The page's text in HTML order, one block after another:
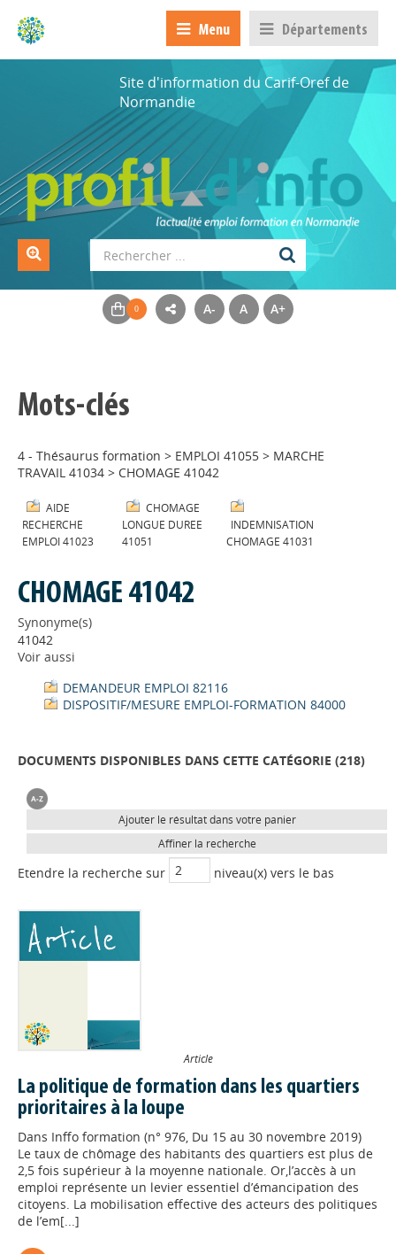
Menu Départements
Site d'information du Carif-Oref de
Normandie
A- A A+
Mots-clés
4 - Thésaurus formation > EMPLOI 41055 > MARCHE
TRAVAIL 41034 > CHOMAGE 41042
AIDE
RECHERCHE
EMPLOI 41023
CHOMAGE
LONGUE DUREE
41051
INDEMNISATION
CHOMAGE 41031
CHOMAGE 41042
Synonyme(s)
41042
Voir aussi
DEMANDEUR EMPLOI 82116
DISPOSITIF/MESURE EMPLOI-FORMATION 84000
DOCUMENTS DISPONIBLES DANS CETTE CATÉGORIE (218)
Ajouter le résultat dans votre panier
Affiner la recherche
Etendre la recherche sur niveau(x) vers le bas
Article
La politique de formation dans les quartiers
prioritaires à la loupe
Dans Inffo formation (n° 976, Du 15 au 30 novembre 2019)
Le taux de chômage des habitants des quartiers est plus de
2,5 fois supérieur à la moyenne nationale. Or,l’accès à un
emploi représente un levier essentiel d’émancipation des
citoyens. La mobilisation effective des acteurs des politiques
de l’em[...]